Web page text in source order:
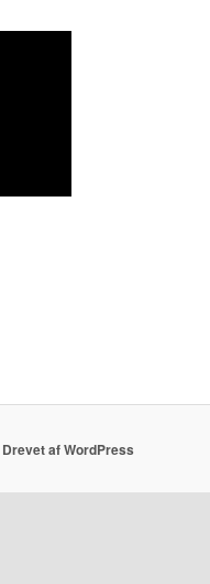
Drevet af WordPress